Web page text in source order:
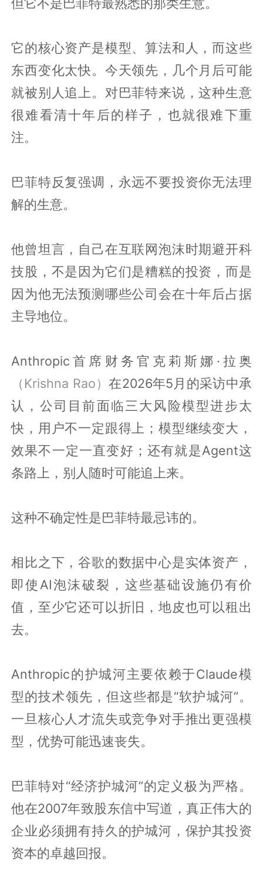
但它不是巴菲特最熟悉的那类生意。
它的核心资产是模型、算法和人，而这些
东西变化太快。今天领先，几个月后可能
就被别人追上。对巴菲特来说，这种生意
很难看清十年后的样子，也就很难下重
注。
巴菲特反复强调，永远不要投资你无法理
解的生意。
他曾坦言，自己在互联网泡沫时期避开科
技股，不是因为它们是糟糕的投资，而是
因为他无法预测哪些公司会在十年后占据
主导地位。
Anthropic首席财务官克莉斯娜·拉奥
（Krishna Rao）在2026年5月的采访中承
认，公司目前面临三大风险模型进步太
快，用户不一定跟得上；模型继续变大，
效果不一定一直变好；还有就是Agent这
条路上，别人随时可能追上来。
这种不确定性是巴菲特最忌讳的。
相比之下，谷歌的数据中心是实体资产，
即使AI泡沫破裂，这些基础设施仍有价
值，至少它还可以折旧，地皮也可以租出
去。
Anthropic的护城河主要依赖于Claude模
型的技术领先，但这些都是“软护城河”。
一旦核心人才流失或竞争对手推出更强模
型，优势可能迅速丧失。
巴菲特对“经济护城河”的定义极为严格。
他在2007年致股东信中写道，真正伟大的
企业必须拥有持久的护城河，保护其投资
资本的卓越回报。